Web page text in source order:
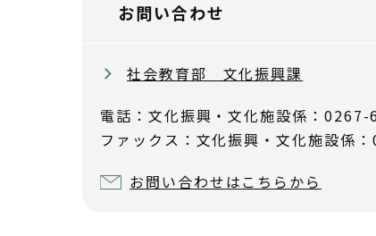
お問い合わせ
社会教育部 文化振興課
電話：文化振興・文化施設係：
ファックス：文化振興・文化施設
お問い合わせはこちらから